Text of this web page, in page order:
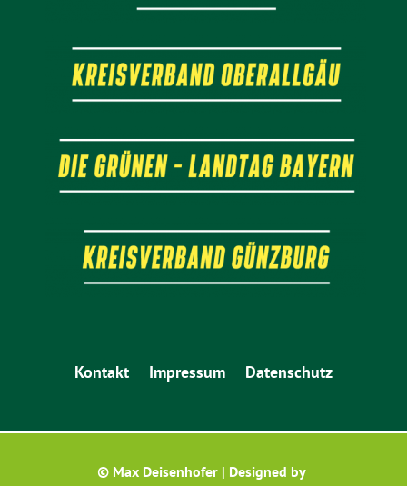
Kontakt Impressum Datenschutz
© Max Deisenhofer | Designed by